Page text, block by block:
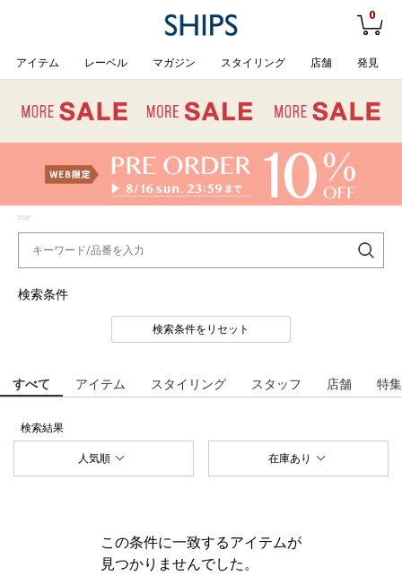
0
アイテム レーベル マガジン スタイリング 店舗 発見
TOP
検索条件
検索条件をリセット
すべて アイテム スタイリング スタッフ 店舗 特集
検索結果
人気順 在庫あり
この条件に一致するアイテムが
見つかりませんでした。